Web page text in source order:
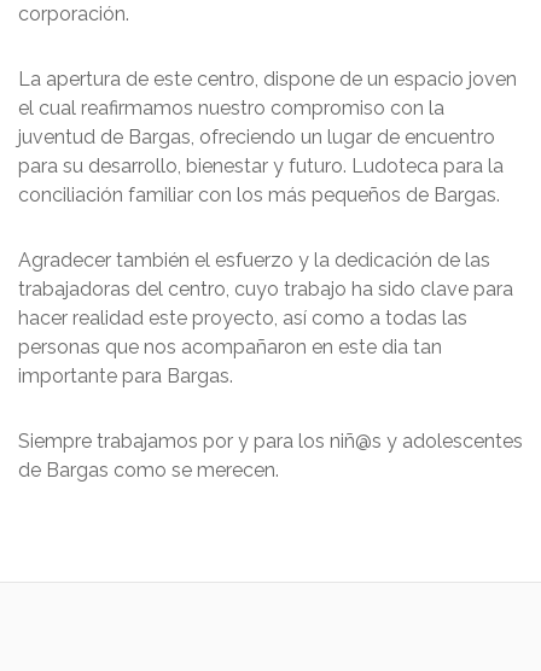
corporación.
La apertura de este centro, dispone de un espacio joven
el cual reafirmamos nuestro compromiso con la
juventud de Bargas, ofreciendo un lugar de encuentro
para su desarrollo, bienestar y futuro. Ludoteca para la
conciliación familiar con los más pequeños de Bargas.
Agradecer también el esfuerzo y la dedicación de las
trabajadoras del centro, cuyo trabajo ha sido clave para
hacer realidad este proyecto, así como a todas las
personas que nos acompañaron en este dia tan
importante para Bargas.
Siempre trabajamos por y para los niñ@s y adolescentes
de Bargas como se merecen.